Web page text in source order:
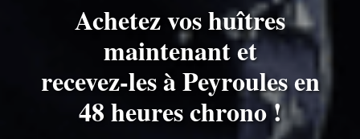
Achetez vos huîtres
maintenant et
recevez-les à Peyroules en
48 heures chrono !